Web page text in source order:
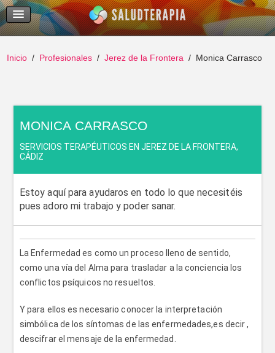
Temas Recientes
Buscar
Inicio Profesionales Jerez de la Frontera Monica Carrasco
MONICA CARRASCO
SERVICIOS TERAPÉUTICOS EN JEREZ DE LA FRONTERA,
CÁDIZ
Estoy aquí para ayudaros en todo lo que necesitéis
pues adoro mi trabajo y poder sanar.
La Enfermedad es como un proceso lleno de sentido,
como una vía del Alma para trasladar a la conciencia los
conflictos psíquicos no resueltos.
Y para ellos es necesario conocer la interpretación
simbólica de los síntomas de las enfermedades,es decir ,
descifrar el mensaje de la enfermedad.